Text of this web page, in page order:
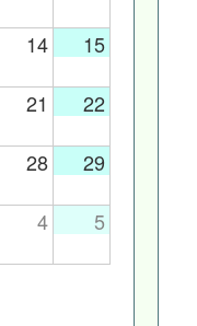
14 15
21 22
28 29
4 5